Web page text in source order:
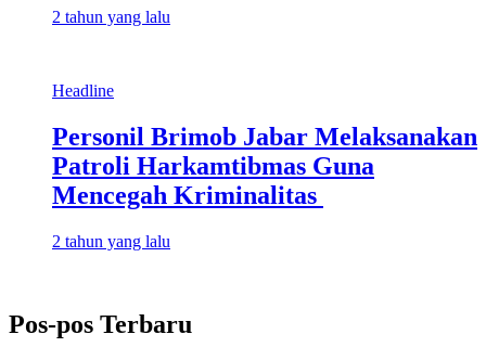
2 tahun yang lalu
Headline
Personil Brimob Jabar Melaksanakan
Patroli Harkamtibmas Guna
Mencegah Kriminalitas
2 tahun yang lalu
Pos-pos Terbaru